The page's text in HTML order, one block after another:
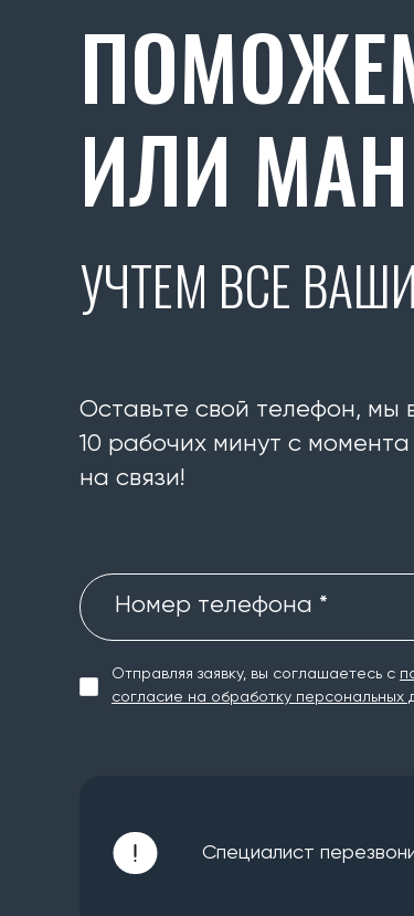
ИЛИ
УЧТЕМ ВСЕ
Оставьте свой телефон, мы
10 рабочих минут с
на связи!
Номер телефона *
Отправляя заявку, вы соглашаетесь с
согласие на обработку персональных
Специалист